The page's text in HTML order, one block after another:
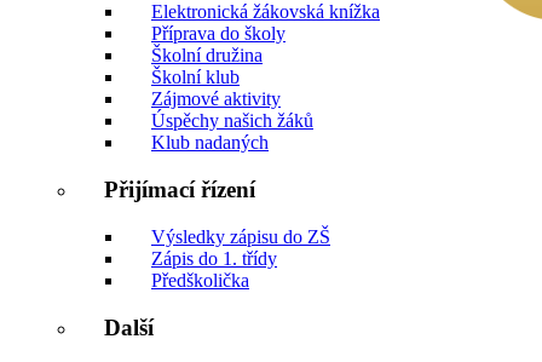
Elektronická žákovská knížka
Příprava do školy
Školní družina
Školní klub
Zájmové aktivity
Úspěchy našich žáků
Klub nadaných
Přijímací řízení
Výsledky zápisu do ZŠ
Zápis do 1. třídy
Předškolička
Další